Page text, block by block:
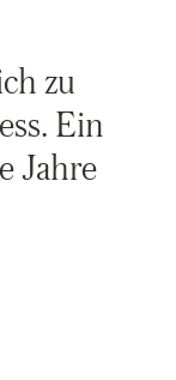
zu
Ein
Jahre